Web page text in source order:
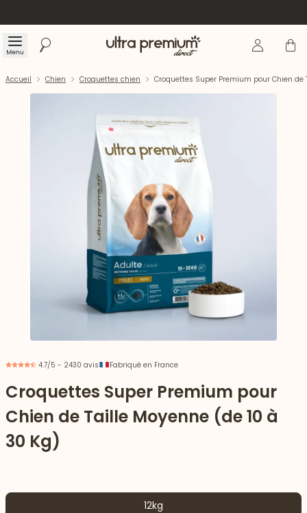
Menu Rechercher Accueil Se Panier
Accueil Chien Croquettes chien Croquettes Super Premium pour Chien de
4.7/5 - 2430 avis Fabriqué en France
Croquettes Super Premium pour
Chien de Taille Moyenne (de 10 à
30 Kg)
12kg